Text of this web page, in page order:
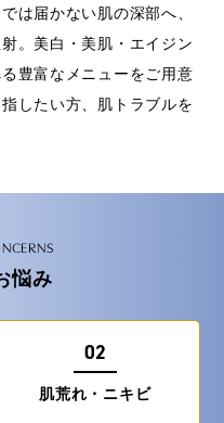
は届かない肌の深部へ、
。美白・美肌・エイジン
豊富なメニューをご用意
したい方、肌トラブルを
悩み
02
肌荒れ・ニキビ